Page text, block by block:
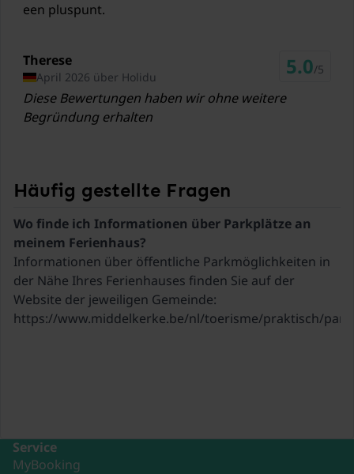
Zug Dixmude/Diksmuide
Calais-Dunkerque Airport Calais
86 km
een pluspunt.
Therese
April 2026 über Holidu 5.0/5
Diese Bewertungen haben wir ohne weitere
Begründung erhalten
Häufig gestellte Fragen
Wo finde ich Informationen über Parkplätze an
Informationen über öffentliche Parkmöglichkeiten in
der Nähe Ihres Ferienhauses finden Sie auf der
Website der jeweiligen Gemeinde:
https://www.middelkerke.be/nl/toerisme/praktisch/
Service
MyBooking